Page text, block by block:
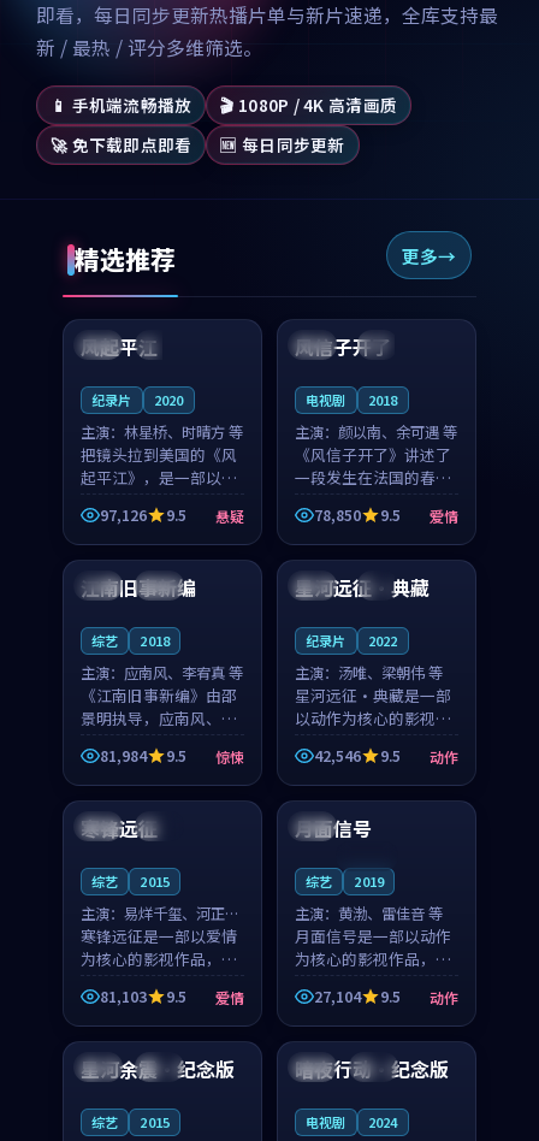
即看，每日同步更新热播片单与新片速递，全库支持最
新 / 最热 / 评分多维筛选。
📱 手机端流畅播放
🎬 1080P / 4K 高清画质
🚀 免下载即点即看
🆕 每日同步更新
精选推荐 更多
美国 完结
99:07
风起平江
纪录片 2020
主演： 林星桥、时晴方 等
把镜头拉到美国的《风
起平江》，是一部以时
光记忆为底色的悬疑作
品。林星桥和时晴方贡
献了2020年颇受关注的
合作演出，影片在情感
层次与现实质感之间
97,126 9.5 悬疑
法国 4K
99:21
风信子开了
电视剧 2018
主演： 颜以南、余可遇 等
《风信子开了》讲述了
一段发生在法国的春日
漫步故事。颜以南饰演
的主角与余可遇的角色
因一场意外卷入更深的
纠葛，爱情元素贯穿始
终，节奏稳健而富有张
78,850 9.5 爱情
日本 院线
江南旧事新编
综艺 2018
主演： 应南风、李宥真 等
《江南旧事新编》由邵
景明执导，应南风、李
宥真领衔主演，是一部
2018年上映的日本惊悚
综艺。影片以邻里温情
为切入，呈现一段从初
遇到告别都浸着真实
81,984 9.5 惊悚
中国 4K
星河远征·典藏
纪录片 2022
主演： 汤唯、梁朝伟 等
星河远征·典藏是一部
以动作为核心的影视作
品，围绕危机、反转与
人物成长展开，整体节
奏紧凑，值得推荐观
看。
42,546 9.5 动作
中国 杜比
寒锋远征
综艺 2015
主演： 易烊千玺、河正宇
等
寒锋远征是一部以爱情
为核心的影视作品，围
绕危机、反转与人物成
长展开，整体节奏紧
凑，值得推荐观看。
81,103 9.5 爱情
中国
月面信号
综艺 2019
主演： 黄渤、雷佳音 等
月面信号是一部以动作
为核心的影视作品，围
绕危机、反转与人物成
长展开，整体节奏紧
凑，值得推荐观看。
27,104 9.5 动作
英国 热播
星河余震·纪念版
综艺 2015
韩国 完结
暗夜行动·纪念版
电视剧 2024